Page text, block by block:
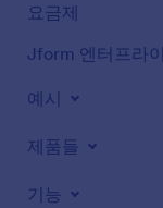
요금제
Jform 엔터프라
예시
제품들
기능